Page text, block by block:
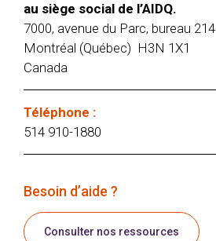
au siège social de l’AIDQ.
7000, avenue du Parc, bureau 214
Montréal (Québec) H3N 1X1
Canada
Téléphone :
514 910-1880
Besoin d’aide ?
Consulter nos ressources